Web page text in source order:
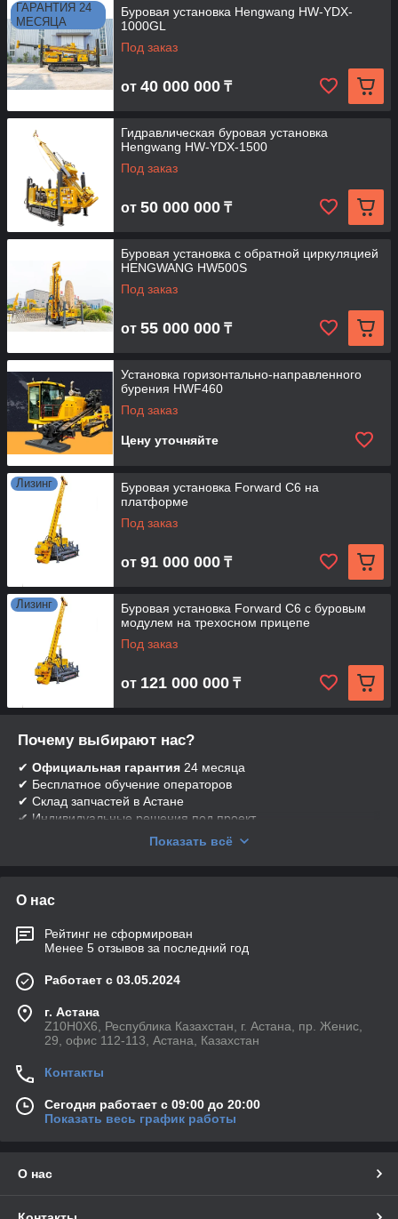
ГАРАНТИЯ 24
МЕСЯЦА
Буровая установка Hengwang HW-YDX-
1000GL
Под заказ
от 40 000 000 ₸
Гидравлическая буровая установка
Hengwang HW-YDX-1500
Под заказ
от 50 000 000 ₸
Буровая установка с обратной циркуляцией
HENGWANG HW500S
Под заказ
от 55 000 000 ₸
Установка горизонтально-направленного
бурения HWF460
Под заказ
Цену уточняйте
Лизинг
Буровая установка Forward C6 на
платформе
Под заказ
от 91 000 000 ₸
Лизинг
Буровая установка Forward C6 с буровым
модулем на трехосном прицепе
Под заказ
от 121 000 000 ₸
Почему выбирают нас?
✔ Официальная гарантия 24 месяца
✔ Бесплатное обучение операторов
✔ Склад запчастей в Астане
✔ Индивидуальные решения под проект
📞 +7 (706) 616 99 73 (Архат)
🌐 geoshub.kz
Показать всё
О нас
Рейтинг не сформирован
Менее 5 отзывов за последний год
Работает с 03.05.2024
г. Астана
Z10H0X6, Республика Казахстан, г. Астана, пр. Женис,
29, офис 112-113, Астана, Казахстан
Контакты
Сегодня работает с 09:00 до 20:00
Показать весь график работы
О нас